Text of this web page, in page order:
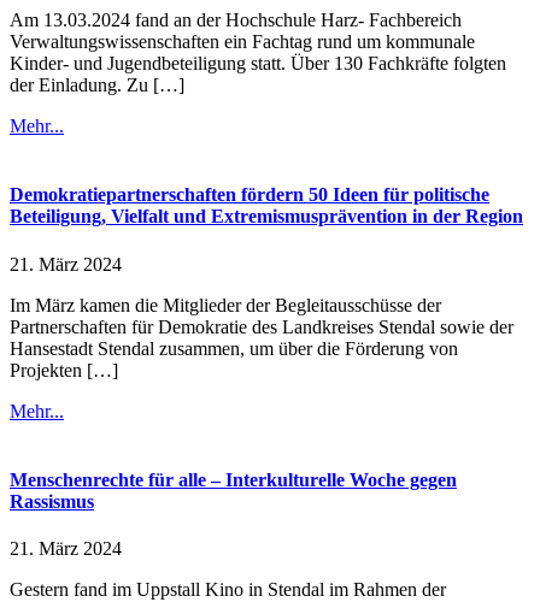
Am 13.03.2024 fand an der Hochschule Harz- Fachbereich
Verwaltungswissenschaften ein Fachtag rund um kommunale
Kinder- und Jugendbeteiligung statt. Über 130 Fachkräfte folgten
der Einladung. Zu […]
Mehr...
Demokratiepartnerschaften fördern 50 Ideen für politische
Beteiligung, Vielfalt und Extremismusprävention in der Region
21. März 2024
Im März kamen die Mitglieder der Begleitausschüsse der
Partnerschaften für Demokratie des Landkreises Stendal sowie der
Hansestadt Stendal zusammen, um über die Förderung von
Projekten […]
Mehr...
Menschenrechte für alle – Interkulturelle Woche gegen
Rassismus
21. März 2024
Gestern fand im Uppstall Kino in Stendal im Rahmen der